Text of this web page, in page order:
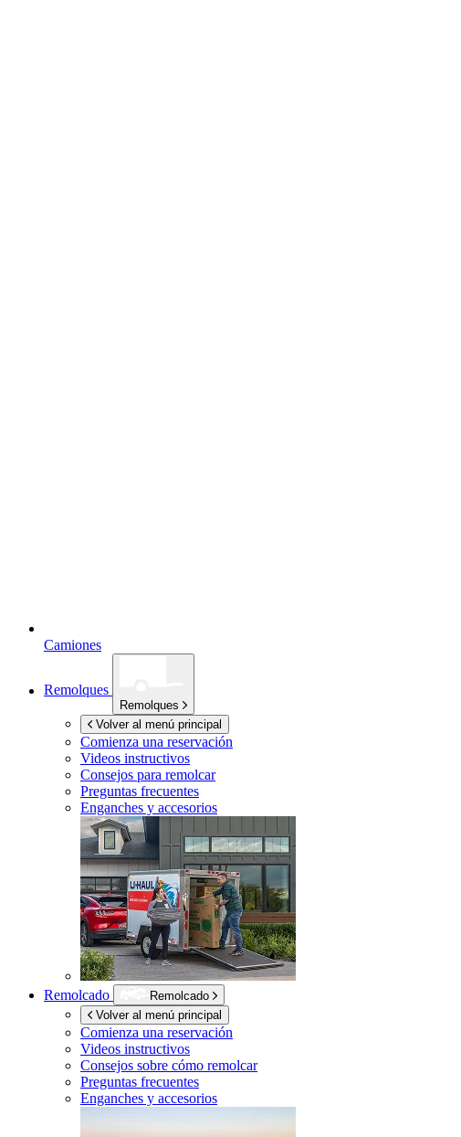
Camiones
Remolques
Remolques
Volver al menú principal
Comienza una reservación
Videos instructivos
Consejos para remolcar
Preguntas frecuentes
Enganches y accesorios
Remolcado
Remolcado
Volver al menú principal
Comienza una reservación
Videos instructivos
Consejos sobre cómo remolcar
Preguntas frecuentes
Enganches y accesorios